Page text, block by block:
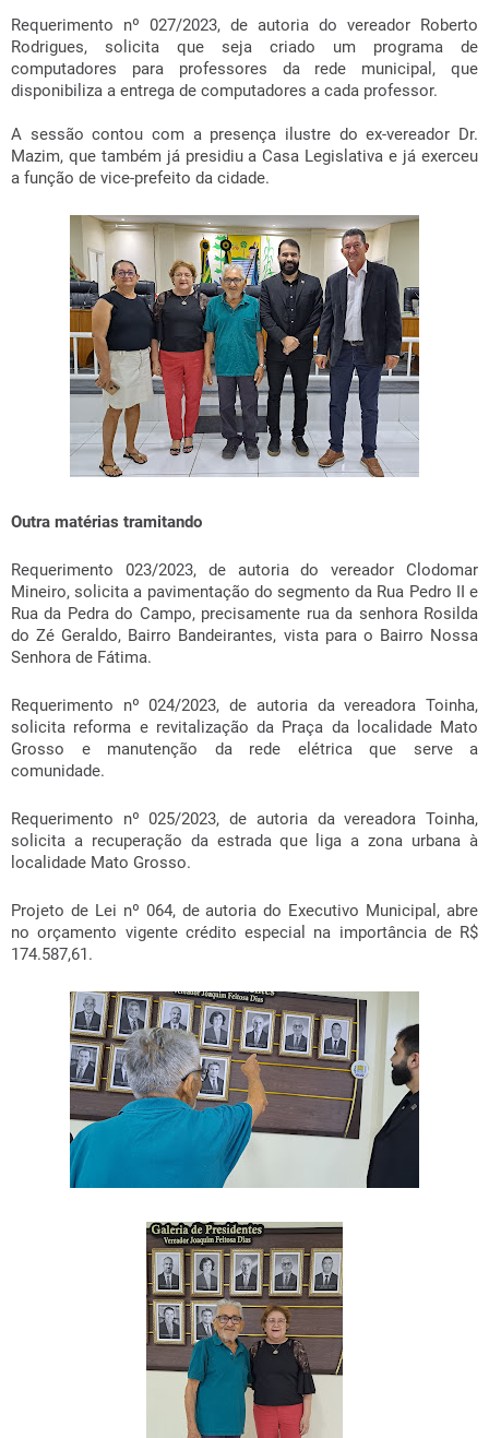
Requerimento nº 027/2023, de autoria do vereador Roberto
Rodrigues, solicita que seja criado um programa de
computadores para professores da rede municipal, que
disponibiliza a entrega de computadores a cada professor.
A sessão contou com a presença ilustre do ex-vereador Dr.
Mazim, que também já presidiu a Casa Legislativa e já exerceu
a função de vice-prefeito da cidade.
Outra matérias tramitando
Requerimento 023/2023, de autoria do vereador Clodomar
Mineiro, solicita a pavimentação do segmento da Rua Pedro II e
Rua da Pedra do Campo, precisamente rua da senhora Rosilda
do Zé Geraldo, Bairro Bandeirantes, vista para o Bairro Nossa
Senhora de Fátima.
Requerimento nº 024/2023, de autoria da vereadora Toinha,
solicita reforma e revitalização da Praça da localidade Mato
Grosso e manutenção da rede elétrica que serve a
comunidade.
Requerimento nº 025/2023, de autoria da vereadora Toinha,
solicita a recuperação da estrada que liga a zona urbana à
localidade Mato Grosso.
Projeto de Lei nº 064, de autoria do Executivo Municipal, abre
no orçamento vigente crédito especial na importância de R$
174.587,61.